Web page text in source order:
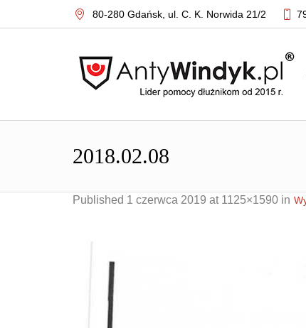
80-280 Gdańsk, ul. C. K. Norwida 21/2
2018.02.08
Published 1 czerwca 2019 at 1125×1590 in